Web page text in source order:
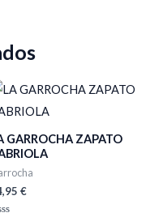
GARROCHA ZAPATO
€